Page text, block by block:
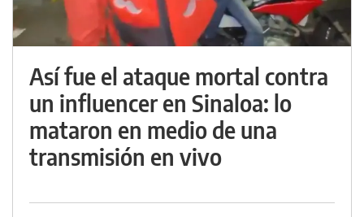
Así fue el ataque mortal contra
un influencer en Sinaloa: lo
mataron en medio de una
transmisión en vivo